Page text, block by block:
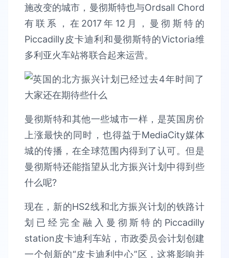
施改变的城市，曼彻斯特也与Ordsall Chord
有联系，在2017年12月，曼彻斯特的
Piccadilly皮卡迪利和曼彻斯特的Victoria维
多利亚火车站将联合起来运营。
曼彻斯特和其他一些城市一样，是英国房价
上涨最快的同时，也得益于MediaCity媒体
城的传播，在全球范围内得到了认可。但是
曼彻斯特还能指望从北方振兴计划中得到些
什么呢?
现在，新的HS2线和北方振兴计划的铁路计
划已经完全融入曼彻斯特的Piccadilly
station皮卡迪利车站，市政委员会计划创建
一个创新的“皮卡迪利中心”区，这将影响并